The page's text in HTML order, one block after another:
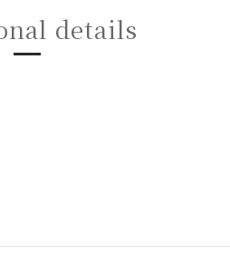
details